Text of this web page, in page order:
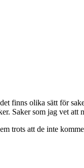
finns olika sätt för
Saker som jag vet att
trots att de inte